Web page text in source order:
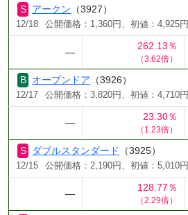
アークン （3927）
12/18 公開価格：1,360円、初値：4,925円
―
262.13％
（3.62倍）
オープンドア （3926）
12/17 公開価格：3,820円、初値：4,710円
―
23.30％
（1.23倍）
ダブルスタンダード （3925）
12/15 公開価格：2,190円、初値：5,010円
―
128.77％
（2.29倍）